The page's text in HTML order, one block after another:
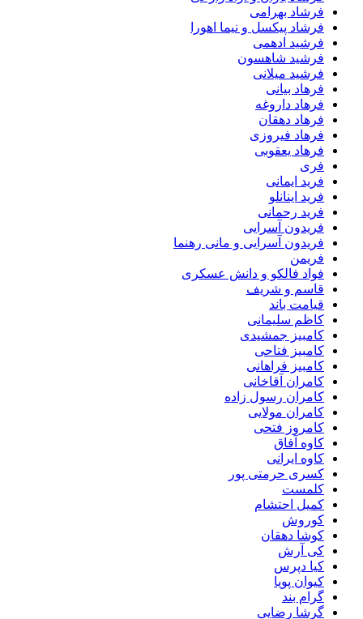
فرشاد بهرامی
فرشاد پیکسل و نیما اهورا
فرشید ادهمی
فرشید شاهسون
فرشید میلانی
فرهاد بیانی
فرهاد داروغه
فرهاد دهقان
فرهاد فیروزی
فرهاد یعقوبی
فری
فرید ایمانی
فرید اینانلو
فرید رحمانی
فریدون آسرایی
فریدون آسرایی و مانی رهنما
فریمن
فواد فالکو و دانش عسکری
قاسم و شریف
قیامت باند
کاظم سلیمانی
کامبیز جمشیدی
کامبیز فتاحی
کامبیز فراهانی
کامران آقاخانی
کامران رسول زاده
کامران مولایی
کامروز فتحی
کاوه آفاق
کاوه ایرانی
کسری حرمتی پور
کلمست
کمیل احتشام
کوروش
کوشا دهقان
کی آرش
کیا دپرس
کیوان پویا
گرام بند
گرشا رضایی